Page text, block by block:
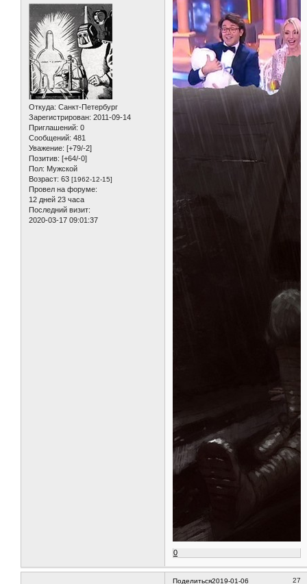
Откуда: Санкт-Петербург
Зарегистрирован: 2011-09-14
Приглашений: 0
Сообщений: 481
Уважение: [+79/-2]
Позитив: [+64/-0]
Пол: Мужской
Возраст: 63 [1962-12-15]
Провел на форуме:
12 дней 23 часа
Последний визит:
2020-03-17 09:01:37
0
Поделиться 27
2019-01-06